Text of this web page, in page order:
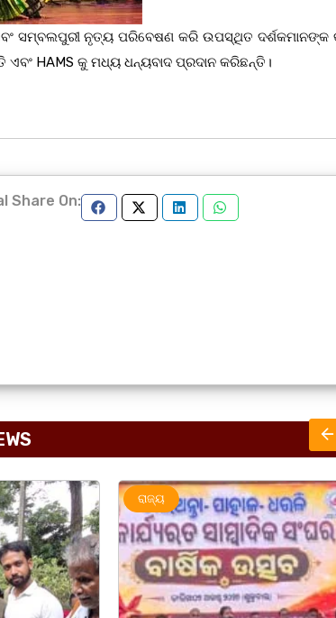
ସମ୍ବଲପୁରୀ ନୃତ୍ୟ ପରିବେଷଣ କରି ଉପସ୍ଥିତ ଦର୍ଶକମାନଙ୍କ
HAMS କୁ ମଧ୍ୟ ଧନ୍ୟବାଦ ପ୍ରଦାନ କରିଛନ୍ତି।
Share On:
ରାଜ୍ୟ